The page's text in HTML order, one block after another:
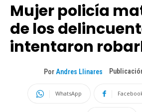
Mujer policía
de los
intentaron
Por Andres Llinares
WhatsApp